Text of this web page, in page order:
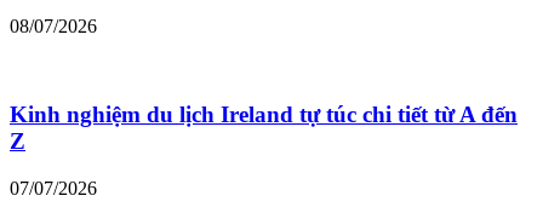
08/07/2026
Kinh nghiệm du lịch Ireland tự túc chi tiết từ A đến
Z
07/07/2026